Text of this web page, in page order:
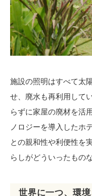
施設の照明はすべて太
せ、廃水も再利用して
らずに家屋の廃材を活
ノロジーを導入したホ
との親和性や利便性を
らしがどういったもの
世界に一つ、環